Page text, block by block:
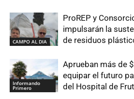
CAMPO AL DIA
ProREP y
impulsarán la
de residuos
Informando
Primero
Aprueban más de
equipar el futuro
del Hospital de